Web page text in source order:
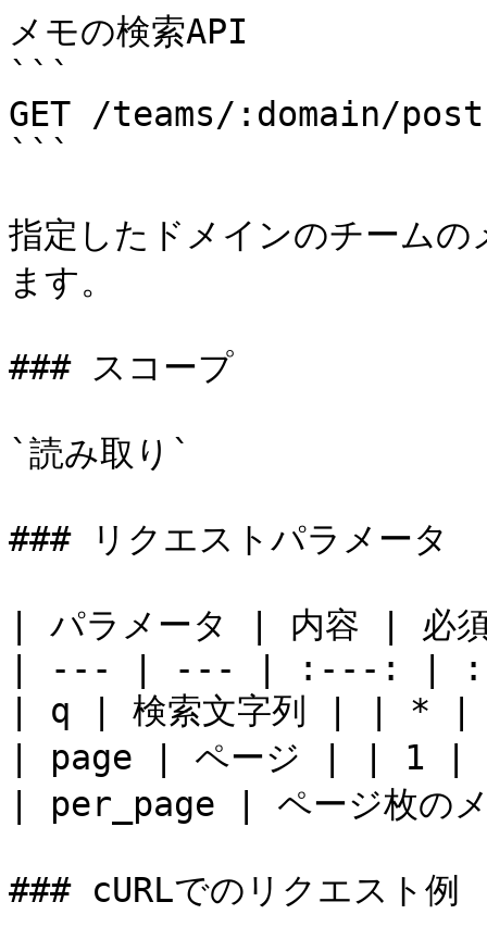
メモの検索API
```
GET /teams/:domain/
```
指定したドメインのチーム
ます。
### スコープ
`読み取り`
### リクエストパラメータ
| パラメータ | 内容 | 必
| --- | --- | :---: |
| q | 検索文字列 | | *
| page | ページ | | 1
| per_page | ページ枚
### cURLでのリクエスト例